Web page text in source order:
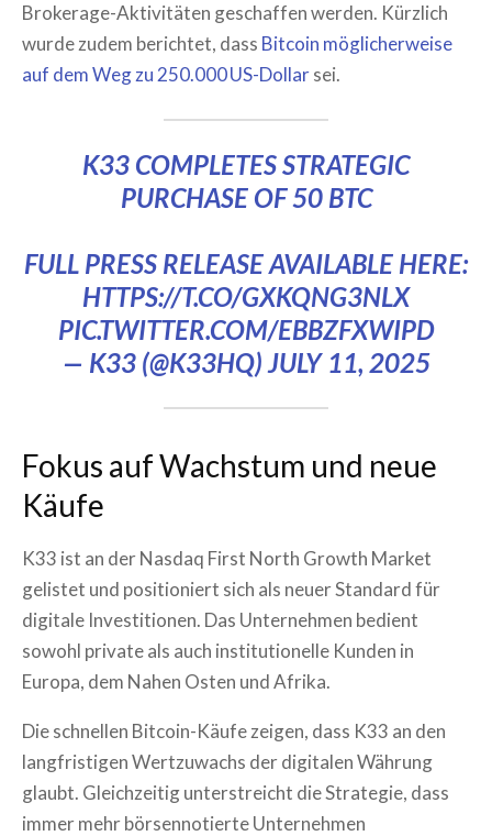
Brokerage-Aktivitäten geschaffen werden. Kürzlich
wurde zudem berichtet, dass Bitcoin möglicherweise
auf dem Weg zu 250.000 US-Dollarsei.
K33 COMPLETES STRATEGIC
PURCHASE OF 50 BTC
FULL PRESS RELEASE AVAILABLE HERE:
HTTPS://T.CO/GXKQNG3NLX
PIC.TWITTER.COM/EBBZFXWIPD
— K33 (@K33HQ)JULY 11, 2025
Fokus auf Wachstum und neue
Käufe
K33 ist an der Nasdaq First North Growth Market
gelistet und positioniert sich als neuer Standard für
digitale Investitionen. Das Unternehmen bedient
sowohl private als auch institutionelle Kunden in
Europa, dem Nahen Osten und Afrika.
Die schnellen Bitcoin-Käufe zeigen, dass K33 an den
langfristigen Wertzuwachs der digitalen Währung
glaubt. Gleichzeitig unterstreicht die Strategie, dass
immer mehr börsennotierte Unternehmen